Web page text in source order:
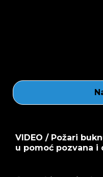
VIDEO / Požari
u pomoć pozvana i